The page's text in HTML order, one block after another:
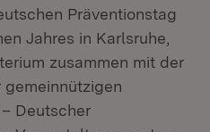
Präventionstag
Jahres in Karlsruhe,
zusammen mit der
Deutscher